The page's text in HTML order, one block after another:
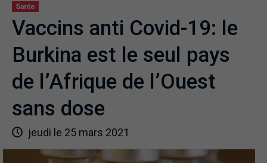
Sante
Vaccins anti Covid-19: le
Burkina est le seul pays
de l’Afrique de l’Ouest
sans dose
jeudi le 25 mars 2021